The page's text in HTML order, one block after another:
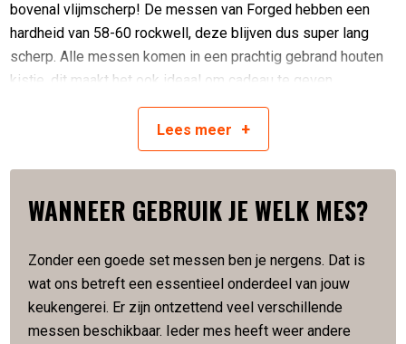
bovenal vlijmscherp! De messen van Forged hebben een
hardheid van 58-60 rockwell, deze blijven dus super lang
scherp. Alle messen komen in een prachtig gebrand houten
kistje, dit maakt het ook ideaal om cadeau te geven.
Vervaardigd van Japans staal
Lemmetlengte is 20.5 cm
Slijphoek van 18 graden
Gewicht 220 gram
Met de hand gesmeed
Verpakt in een luxe houten kistje
Lees meer +
WANNEER GEBRUIK JE WELK MES?
Zonder een goede set messen ben je nergens. Dat is
wat ons betreft een essentieel onderdeel van jouw
keukengerei. Er zijn ontzettend veel verschillende
messen beschikbaar. Ieder mes heeft weer andere